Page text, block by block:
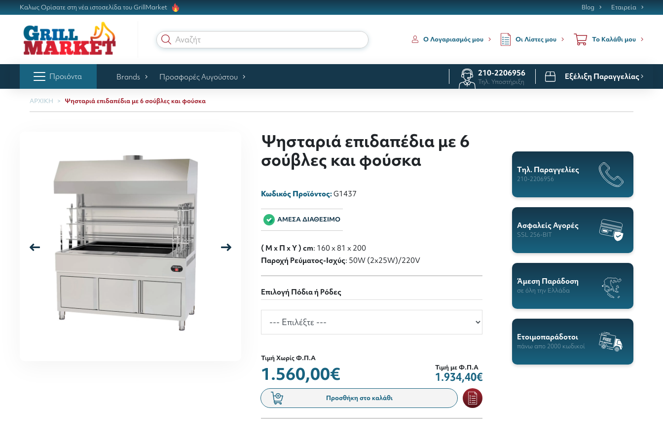
Καλως Ορίσατε στη νέα ιστοσελίδα του GrillMarket Blog Εταιρεία
Αναζήτηση γι Ο Λογαριασμός μου Οι Λίστες μου Το Καλάθι μου
Προιόντα Brands Προσφορές Αυγούστου 210-2206956
Τηλ. Υποστήριξη
Εξέλιξη Παραγγελίας
ΑΡΧΙΚΗ Ψησταριά επιδαπέδια με 6 σούβλες και φούσκα
Ψησταριά επιδαπέδια με 6
σούβλες και φούσκα
Κωδικός Προϊόντος:G1437
ΑΜΕΣΑ ΔΙΑΘΕΣΙΜΟ
( M x Π x Y ) cm: 160 x 81 x 200
Παροχή Ρεύματος-Ισχύς: 50W (2x25W)/220V
Επιλογή Πόδια ή Ρόδες
Τιμή Χωρίς Φ.Π.Α
1.560,00€ Τιμή με Φ.Π.Α
1.934,40€
Προσθήκη στο καλάθι
Tηλ. Παραγγελίες
210-2206956
Ασφαλείς Αγορές
SSL 256-BIT
Άμεση Παράδοση
σε όλη την Ελλάδα
Ετοιμοπαράδοτοι
πάνω απο 2000 κωδικοί